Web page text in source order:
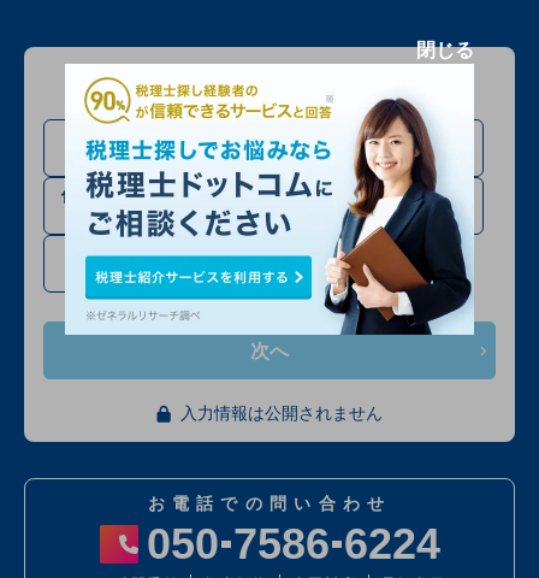
問い合わせる方について教えてください
法人の方
法人設立・法人成り予定
の方
個人事業主・フリーラン
スの方
相続税申告の方
確定申告・その他
次へ
入力情報は公開されません
お電話での問い合わせ
050 7586 6224
閉じる